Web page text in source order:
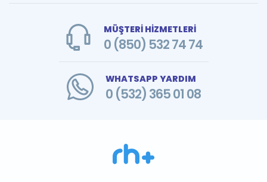
MÜŞTERİ HİZMETLERİ
0 (850) 532 74 74
WHATSAPP YARDIM
0 (532) 365 01 08